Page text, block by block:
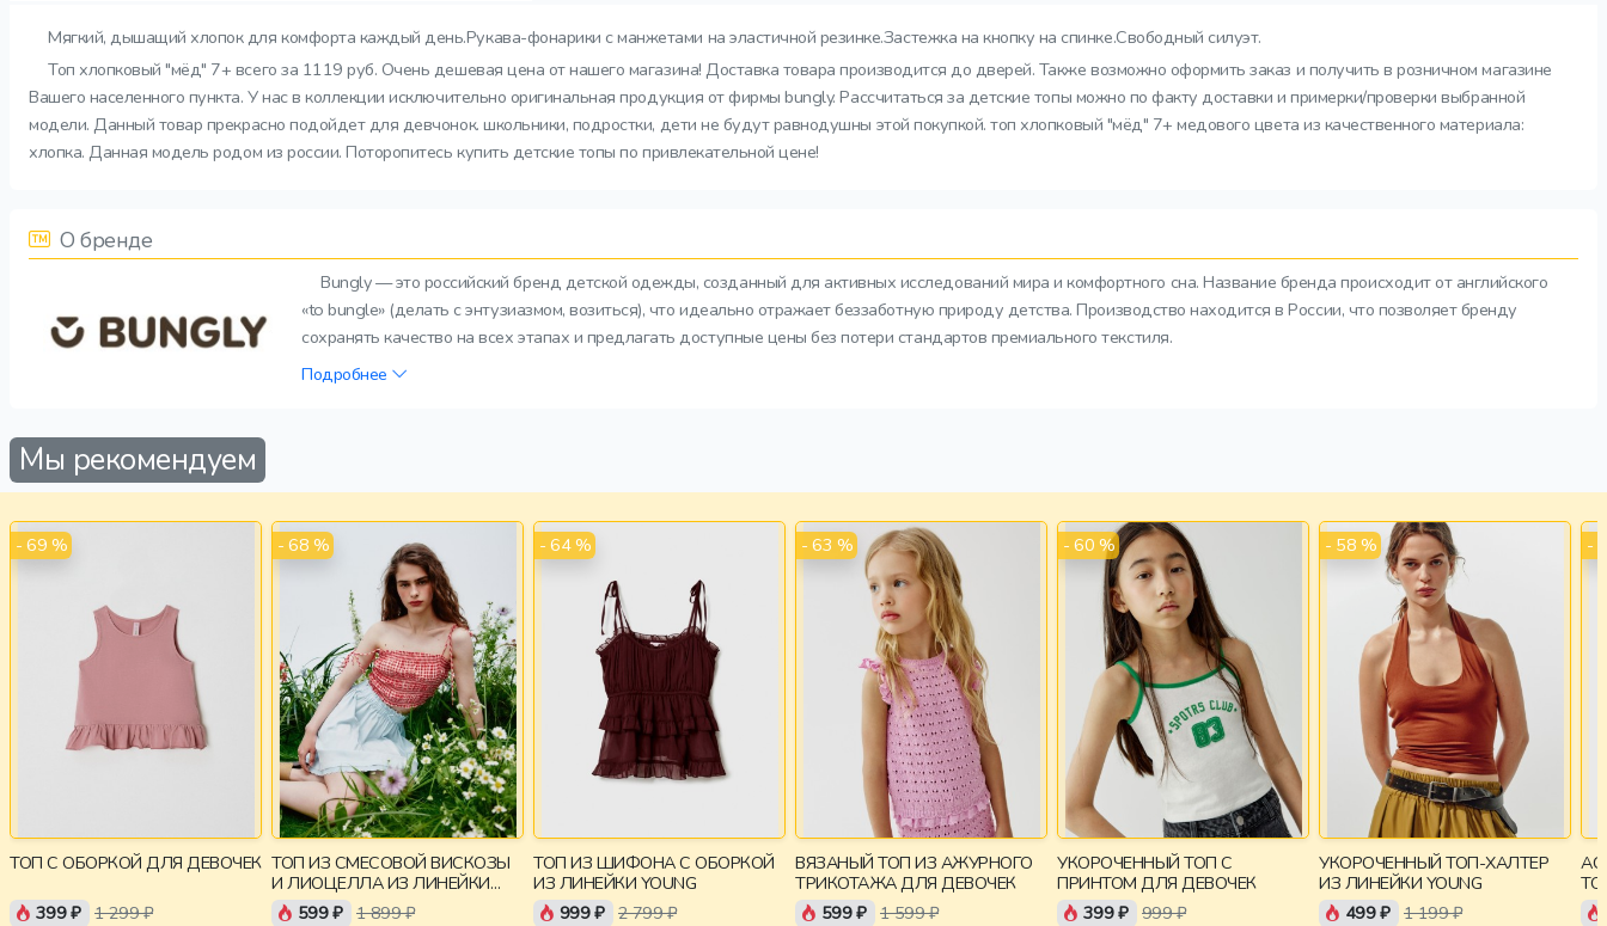
Мягкий, дышащий хлопок для комфорта каждый день.Рукава-фонарики с манжетами на эластичной резинке.Застежка на кнопку на спинке.Свободный силуэт.
Топ хлопковый "мёд" 7+ всего за 1119 руб. Очень дешевая цена от нашего магазина! Доставка товара производится до дверей. Также возможно оформить заказ и получить в розничном магазине
Вашего населенного пункта. У нас в коллекции исключительно оригинальная продукция от фирмы bungly. Рассчитаться за детские топы можно по факту доставки и примерки/проверки выбранной
модели. Данный товар прекрасно подойдет для девчонок. школьники, подростки, дети не будут равнодушны этой покупкой. топ хлопковый "мёд" 7+ медового цвета из качественного материала:
хлопка. Данная модель родом из россии. Поторопитесь купить детские топы по привлекательной цене!
О бренде
Bungly — это российский бренд детской одежды, созданный для активных исследований мира и комфортного сна. Название бренда происходит от английского
«to bungle» (делать с энтузиазмом, возиться), что идеально отражает беззаботную природу детства. Производство находится в России, что позволяет бренду
сохранять качество на всех этапах и предлагать доступные цены без потери стандартов премиального текстиля.
Подробнее
Мы рекомендуем
- 69 %
ТОП С ОБОРКОЙ ДЛЯ ДЕВОЧЕК
399 ₽ 1 299 ₽
- 68 %
ТОП ИЗ СМЕСОВОЙ ВИСКОЗЫ
И ЛИОЦЕЛЛА ИЗ ЛИНЕЙКИ
YOUNG
599 ₽ 1 899 ₽
- 64 %
ТОП ИЗ ШИФОНА С ОБОРКОЙ
ИЗ ЛИНЕЙКИ YOUNG
999 ₽ 2 799 ₽
- 63 %
ВЯЗАНЫЙ ТОП ИЗ АЖУРНОГО
ТРИКОТАЖА ДЛЯ ДЕВОЧЕК
599 ₽ 1 599 ₽
- 60 %
УКОРОЧЕННЫЙ ТОП С
ПРИНТОМ ДЛЯ ДЕВОЧЕК
399 ₽ 999 ₽
- 58 %
УКОРОЧЕННЫЙ ТОП-ХАЛТЕР
ИЗ ЛИНЕЙКИ YOUNG
499 ₽ 1 199 ₽
-